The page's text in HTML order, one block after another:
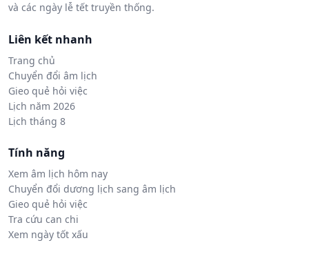
và các ngày lễ tết truyền thống.
Liên kết nhanh
Trang chủ
Chuyển đổi âm lịch
Gieo quẻ hỏi việc
Lịch năm 2026
Lịch tháng 8
Tính năng
Xem âm lịch hôm nay
Chuyển đổi dương lịch sang âm lịch
Gieo quẻ hỏi việc
Tra cứu can chi
Xem ngày tốt xấu